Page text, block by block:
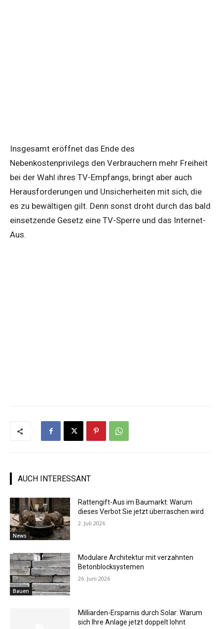
Insgesamt eröffnet das Ende des
Nebenkostenprivilegs den Verbrauchern mehr Freiheit
bei der Wahl ihres TV-Empfangs, bringt aber auch
Herausforderungen und Unsicherheiten mit sich, die
es zu bewältigen gilt. Denn sonst droht durch das bald
einsetzende Gesetz eine TV-Sperre und das Internet-
Aus.
AUCH INTERESSANT
News
Rattengift-Aus im Baumarkt: Warum
dieses Verbot Sie jetzt überraschen wird
2. Juli 2026
Bauen
Modulare Architektur mit verzahnten
Betonblocksystemen
26. Juni 2026
Milliarden-Ersparnis durch Solar: Warum
sich Ihre Anlage jetzt doppelt lohnt